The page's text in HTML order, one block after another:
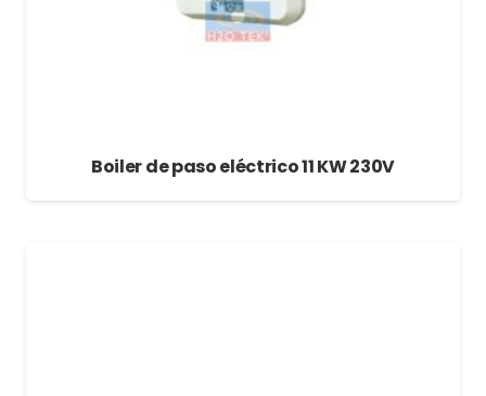
Boiler de paso eléctrico 11 KW 230V